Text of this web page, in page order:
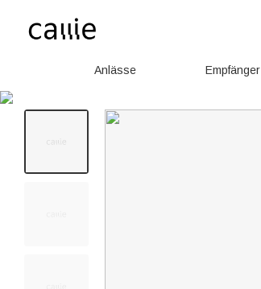
Anlässe Empfänger